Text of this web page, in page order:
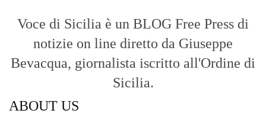
Voce di Sicilia è un BLOG Free Press di
notizie on line diretto da Giuseppe
Bevacqua, giornalista iscritto all'Ordine di
Sicilia.
ABOUT US